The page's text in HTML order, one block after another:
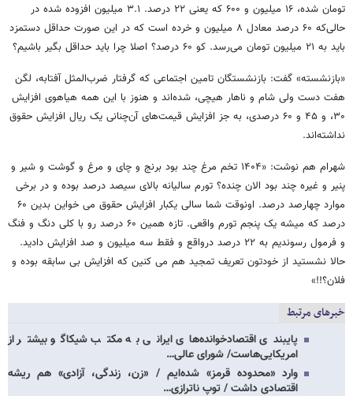
تومان شده، ۱۶ میلیون و ۶۰۰ که یعنی ۲۲ درصد. ۳.۱ میلیون افزوده شده در
حالی‌که ۶۰ درصد معادل ۸ میلیون و خرده است که در این صورت حداقل دستمزد
باید به ۲۱ میلیون تومان می‌رسد. کو ۶۰ درصد؟ اصلا چرا باید حداقل بگیر باشیم؟
«بازنشسته» گفت: بازنشستگان تامین اجتماعی که گرفتار ضرب‌المثل آفتابه، لگن
هفت دست ولی شام و ناهار هیچی، شده‌اند و هنوز با این همه هیاهوی افزایش
۳۰، و ۴۵ و ۶۰ درصدی، به جز افزایش قیمت‌های آن‌چنانی یک ریال افزایش حقوق
نداشته‌اند.
شهرام هم نوشت: «۱۴۰۴ تخم مرغ چند بود برنج و چای و مرغ و گوشت و شیر و
پنیر و غیره چند بود الان چنده؟ تورم سالیانه بالای سیصد درصد بوده و در برخی
موارد چهارصد درصد. اونوقت شما سالی یکبار افزایش حقوق می خواین بدین ۶۰
درصد که میشه یک پنجم تورم واقعی. تازه همین ۶۰ درصد رو با کلی دنگ و فنگ
و فرمول رسوندیم به ۲۲ درصد درواقع و فقط سه میلیون و صد افزایش دادید.
حالا نشستید از خودتون تعریف تمجید هم می کنین که افزایش بی سابقه بوده و
فلان؟!!»
خبرهای مرتبط
پایبندی اقتصادخوانده‌های ایرانی به مکتب شیکاگو بیشتر از
امریکایی‌هاست/ شورای عالی…
وارد «محدوده قرمز» شده‌ایم / «زن، زندگی، آزادی» هم ریشه
اقتصادی داشت / توپ ناترازی…